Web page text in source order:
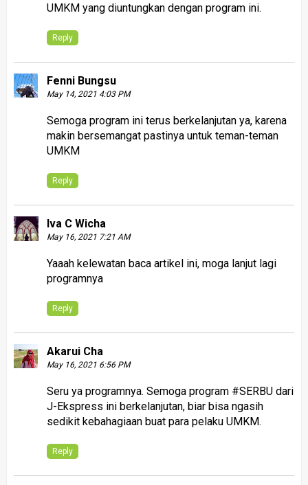
UMKM yang diuntungkan dengan program ini.
Reply
Fenni Bungsu
May 14, 2021 4:03 PM
Semoga program ini terus berkelanjutan ya, karena
makin bersemangat pastinya untuk teman-teman
UMKM
Reply
Iva C Wicha
May 16, 2021 7:21 AM
Yaaah kelewatan baca artikel ini, moga lanjut lagi
programnya
Reply
Akarui Cha
May 16, 2021 6:56 PM
Seru ya programnya. Semoga program #SERBU dari
J-Ekspress ini berkelanjutan, biar bisa ngasih
sedikit kebahagiaan buat para pelaku UMKM.
Reply